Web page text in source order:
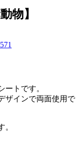
物】
トです。
ザインで両面使用で
。